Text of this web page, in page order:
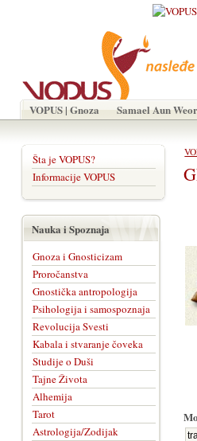
VOPUS | Gnoza Samael Aun Weor
Šta je VOPUS?
Informacije VOPUS
Nauka i Spoznaja
Gnoza i Gnosticizam
Proročanstva
Gnostička antropologija
Psihologija i samospoznaja
Revolucija Svesti
Kabala i stvaranje čoveka
Studije o Duši
Tajne Života
Alhemija
Tarot
Astrologija/Zodijak